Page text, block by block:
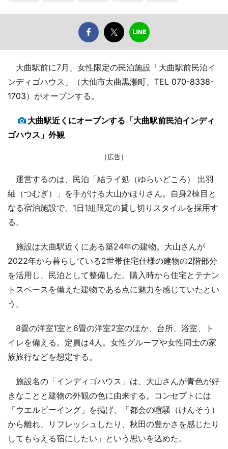
大曲駅前に7月、女性限定の民泊施設「大曲駅前民泊イ
ンディゴハウス」（大仙市大曲黒瀬町、TEL 070-8338-
1703）がオープンする。
大曲駅近くにオープンする「大曲駅前民泊インディ
ゴハウス」外観
［広告］
運営するのは、民泊「結ライ処（ゆらいどころ） 出羽
紬（つむぎ）」を手がける大山かほりさん。自身2棟目と
なる宿泊施設で、1日1組限定の貸し切りスタイルを採用す
る。
施設は大曲駅近くにある築24年の建物。大山さんが
2022年から暮らしている2世帯住宅仕様の建物の2階部分
を活用し、民泊として整備した。購入時から住宅とテナン
トスペースを備えた建物である点に魅力を感じていたとい
う。
8畳の洋室1室と6畳の洋室2室のほか、台所、浴室、ト
イレを備える。定員は4人。女性グループや女性同士の家
族旅行などを想定する。
施設名の「インディゴハウス」は、大山さんが青色が好
きなことと建物の外観の色に由来する。コンセプトには
「ウエルビーイング」を掲げ、「都会の喧騒（けんそう）
から離れ、リフレッシュしたり、秋田の豊かさを感じたり
してもらえる宿にしたい」という思いを込めた。